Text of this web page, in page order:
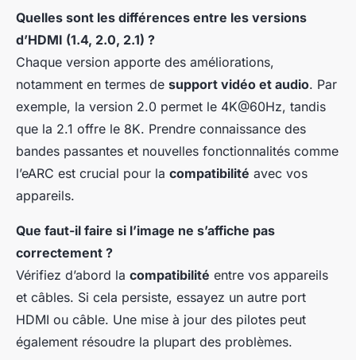
Quelles sont les différences entre les versions
d’HDMI (1.4, 2.0, 2.1) ?
Chaque version apporte des améliorations,
notamment en termes de support vidéo et audio. Par
exemple, la version 2.0 permet le 4K@60Hz, tandis
que la 2.1 offre le 8K. Prendre connaissance des
bandes passantes et nouvelles fonctionnalités comme
l’eARC est crucial pour la compatibilité avec vos
appareils.
Que faut-il faire si l’image ne s’affiche pas
correctement ?
Vérifiez d’abord la compatibilité entre vos appareils
et câbles. Si cela persiste, essayez un autre port
HDMI ou câble. Une mise à jour des pilotes peut
également résoudre la plupart des problèmes.